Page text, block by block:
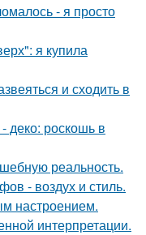
- я просто
я купила
и сходить в
деко: роскошь в
реальность.
- воздух и стиль.
настроением.
интерпретации.